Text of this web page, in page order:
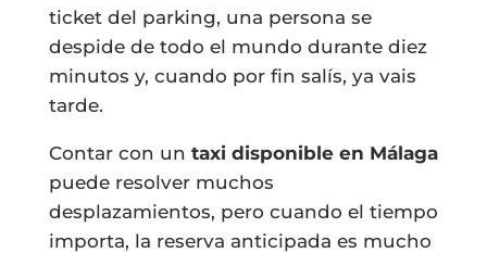
ticket del parking, una persona se
despide de todo el mundo durante diez
minutos y, cuando por fin salís, ya vais
tarde.
Contar con un taxi disponible en Málaga
puede resolver muchos
desplazamientos, pero cuando el tiempo
importa, la reserva anticipada es mucho